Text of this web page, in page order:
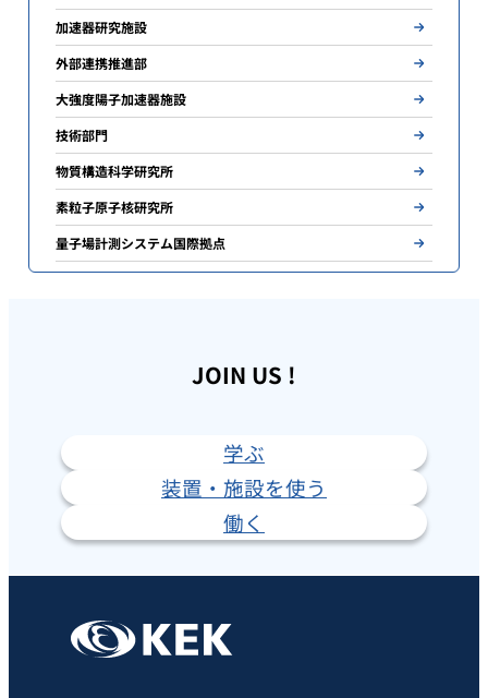
加速器研究施設
外部連携推進部
大強度陽子加速器施設
技術部門
物質構造科学研究所
素粒子原子核研究所
量子場計測システム国際拠点
JOIN US !
学ぶ
装置・施設を使う
働く